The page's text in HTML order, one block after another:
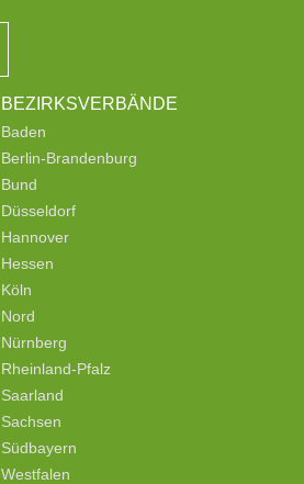
BEZIRKSVERBÄNDE
Baden
Berlin-Brandenburg
Bund
Düsseldorf
Hannover
Hessen
Köln
Nord
Nürnberg
Rheinland-Pfalz
Saarland
Sachsen
Südbayern
Westfalen